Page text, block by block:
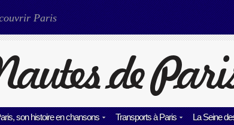
Paris
son histoire en chansons Transports à Paris La Seine